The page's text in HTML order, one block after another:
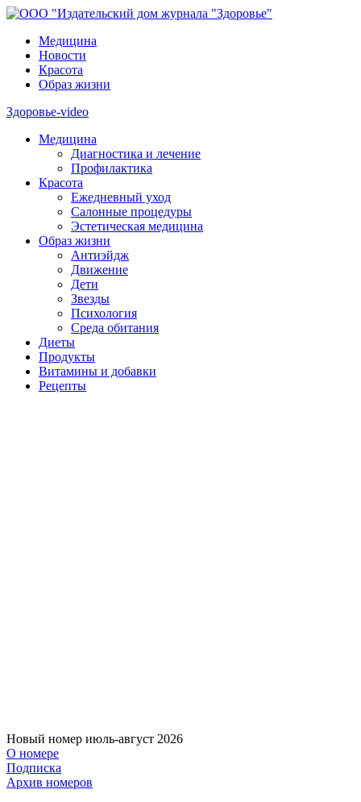
Медицина
Новости
Красота
Образ жизни
Здоровье-video
Медицина
Диагностика и лечение
Профилактика
Красота
Ежедневный уход
Салонные процедуры
Эстетическая медицина
Образ жизни
Антиэйдж
Движение
Дети
Звезды
Психология
Среда обитания
Диеты
Продукты
Витамины и добавки
Рецепты
Новый номер июль-август 2026
О номере
Подписка
Архив номеров